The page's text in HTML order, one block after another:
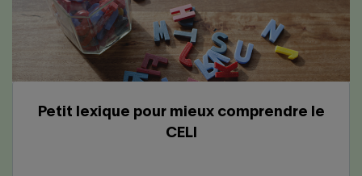
Petit lexique pour mieux comprendre le
CELI